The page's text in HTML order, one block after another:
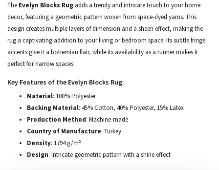
The Evelyn Blocks Rug adds a trendy and intricate touch to your home
decor, featuring a geometric pattern woven from space-dyed yarns. This
design creates multiple layers of dimension and a sheen effect, making the
rug a captivating addition to your living or bedroom space. Its subtle fringe
accents give it a bohemian flair, while its availability as a runner makes it
perfect for narrow spaces.
Key Features of the Evelyn Blocks Rug:
Material: 100% Polyester
Backing Material: 45% Cotton, 40% Polyester, 15% Latex
Production Method: Machine-made
Country of Manufacture: Turkey
Density: 1794 g/m²
Design: Intricate geometric pattern with a shine effect